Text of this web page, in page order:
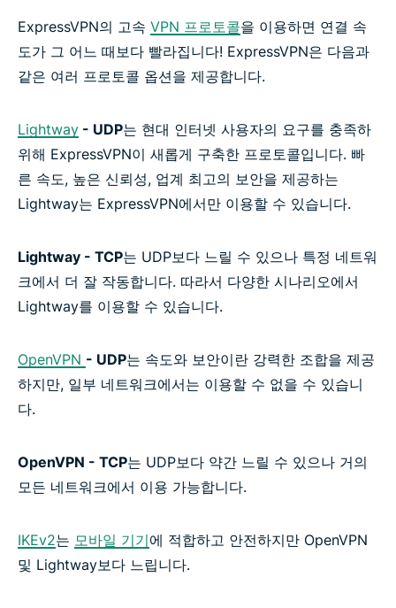
ExpressVPN의 고속 VPN 프로토콜을 이용하면 연결 속
도가 그 어느 때보다 빨라집니다! ExpressVPN은 다음과
같은 여러 프로토콜 옵션을 제공합니다.
Lightway - UDP는 현대 인터넷 사용자의 요구를 충족하
위해 ExpressVPN이 새롭게 구축한 프로토콜입니다. 빠
른 속도, 높은 신뢰성, 업계 최고의 보안을 제공하는
Lightway는 ExpressVPN에서만 이용할 수 있습니다.
Lightway - TCP는 UDP보다 느릴 수 있으나 특정 네트워
크에서 더 잘 작동합니다. 따라서 다양한 시나리오에서
Lightway를 이용할 수 있습니다.
OpenVPN - UDP는 속도와 보안이란 강력한 조합을 제공
하지만, 일부 네트워크에서는 이용할 수 없을 수 있습니
다.
OpenVPN - TCP는 UDP보다 약간 느릴 수 있으나 거의
모든 네트워크에서 이용 가능합니다.
IKEv2는 모바일 기기에 적합하고 안전하지만 OpenVPN
및 Lightway보다 느립니다.